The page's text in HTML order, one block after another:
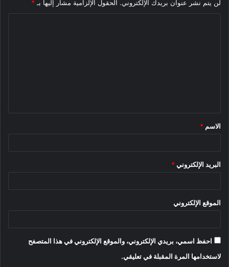
لن يتم نشر عنوان بريدك الإلكتروني. الحقول الإلزامية مشار إليها بـ *
*
الاسم *
البريد الإلكتروني *
الموقع الإلكتروني
احفظ اسمي، بريدي الإلكتروني، والموقع الإلكتروني في هذا المتصفح
لاستخدامها المرة المقبلة في تعليقي.